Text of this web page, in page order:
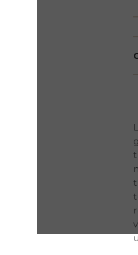
riguardo alla tua
rispondere nel